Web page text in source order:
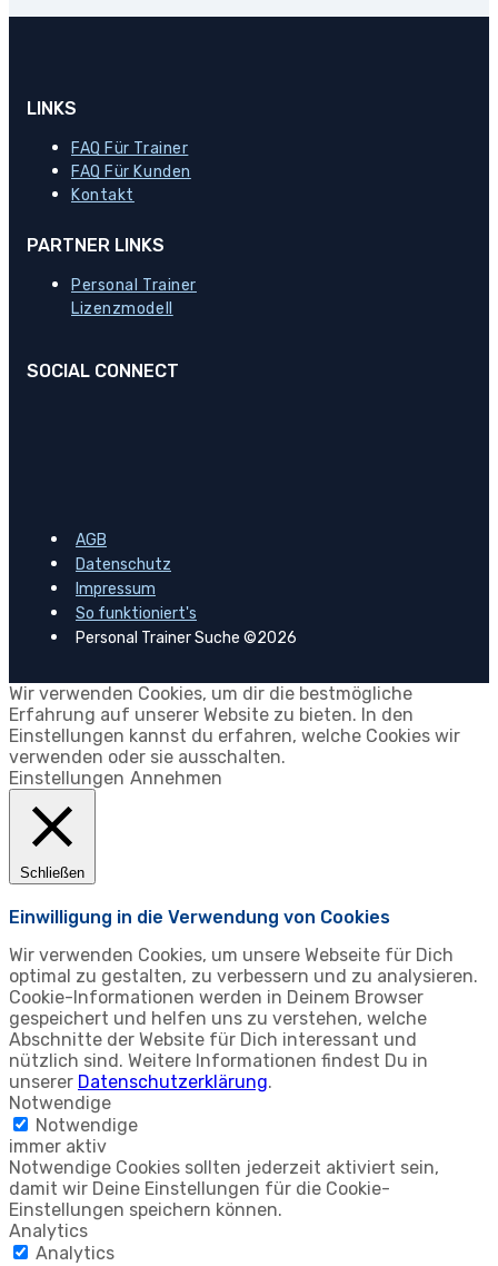
LINKS
FAQ Für Trainer
FAQ Für Kunden
Kontakt
PARTNER LINKS
Personal Trainer
Lizenzmodell
SOCIAL CONNECT
AGB
Datenschutz
Impressum
So funktioniert's
Personal Trainer Suche ©2026
Wir verwenden Cookies, um dir die bestmögliche
Erfahrung auf unserer Website zu bieten. In den
Einstellungen kannst du erfahren, welche Cookies wir
verwenden oder sie ausschalten.
Einstellungen Annehmen
Schließen
Einwilligung in die Verwendung von Cookies
Wir verwenden Cookies, um unsere Webseite für Dich
optimal zu gestalten, zu verbessern und zu analysieren.
Cookie-Informationen werden in Deinem Browser
gespeichert und helfen uns zu verstehen, welche
Abschnitte der Website für Dich interessant und
nützlich sind. Weitere Informationen findest Du in
unserer Datenschutzerklärung.
Notwendige
Notwendige
immer aktiv
Notwendige Cookies sollten jederzeit aktiviert sein,
damit wir Deine Einstellungen für die Cookie-
Einstellungen speichern können.
Analytics
Analytics